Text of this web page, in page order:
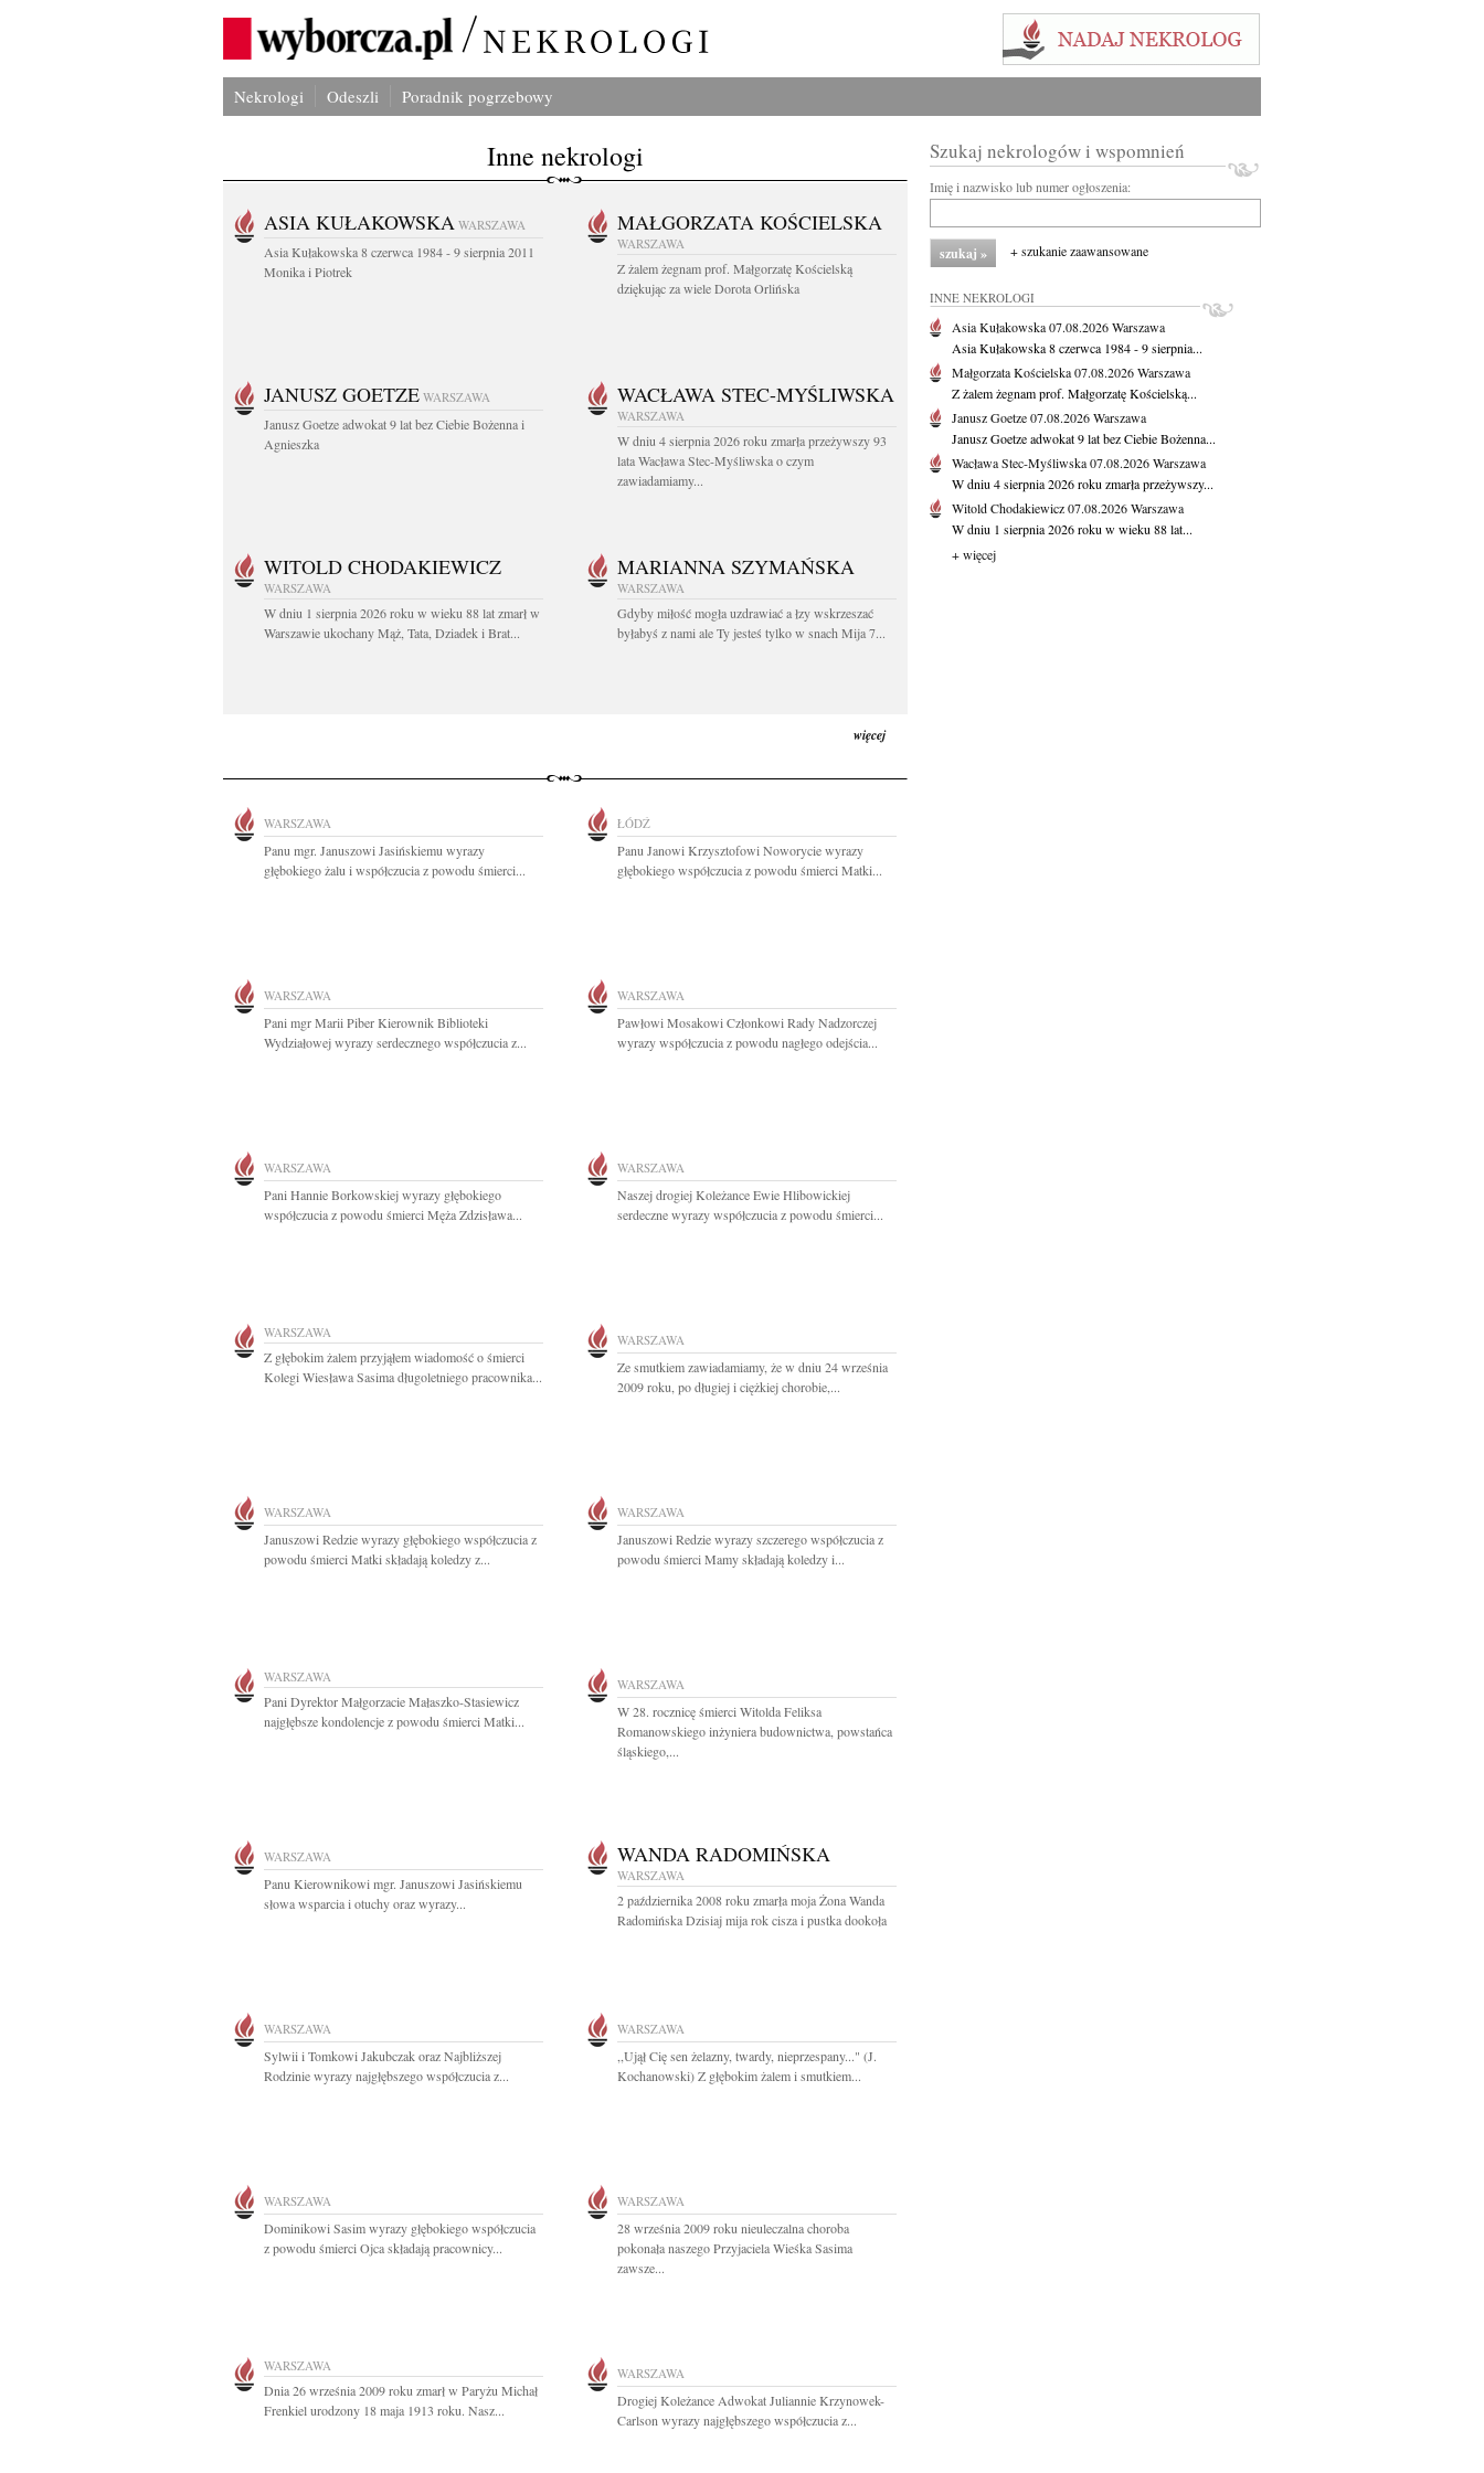
Nekrologi Odeszli Poradnik pogrzebowy
Inne nekrologi
ASIA KUŁAKOWSKA WARSZAWA
Asia Kułakowska 8 czerwca 1984 - 9 sierpnia 2011
Monika i Piotrek
MAŁGORZATA KOŚCIELSKA
WARSZAWA
Z żalem żegnam prof. Małgorzatę Kościelską
dziękując za wiele Dorota Orlińska
JANUSZ GOETZE WARSZAWA
Janusz Goetze adwokat 9 lat bez Ciebie Bożenna i
Agnieszka
WACŁAWA STEC-MYŚLIWSKA
WARSZAWA
W dniu 4 sierpnia 2026 roku zmarła przeżywszy 93
lata Wacława Stec-Myśliwska o czym
zawiadamiamy...
WITOLD CHODAKIEWICZ
WARSZAWA
W dniu 1 sierpnia 2026 roku w wieku 88 lat zmarł w
Warszawie ukochany Mąż, Tata, Dziadek i Brat...
MARIANNA SZYMAŃSKA
WARSZAWA
Gdyby miłość mogła uzdrawiać a łzy wskrzeszać
byłabyś z nami ale Ty jesteś tylko w snach Mija 7...
więcej
WARSZAWA
Panu mgr. Januszowi Jasińskiemu wyrazy
głębokiego żalu i współczucia z powodu śmierci...
ŁÓDŹ
Panu Janowi Krzysztofowi Noworycie wyrazy
głębokiego współczucia z powodu śmierci Matki...
WARSZAWA
Pani mgr Marii Piber Kierownik Biblioteki
Wydziałowej wyrazy serdecznego współczucia z...
WARSZAWA
Pawłowi Mosakowi Członkowi Rady Nadzorczej
wyrazy współczucia z powodu nagłego odejścia...
WARSZAWA
Pani Hannie Borkowskiej wyrazy głębokiego
współczucia z powodu śmierci Męża Zdzisława...
WARSZAWA
Naszej drogiej Koleżance Ewie Hlibowickiej
serdeczne wyrazy współczucia z powodu śmierci...
WARSZAWA
Z głębokim żalem przyjąłem wiadomość o śmierci
Kolegi Wiesława Sasima długoletniego pracownika...
WARSZAWA
Ze smutkiem zawiadamiamy, że w dniu 24 września
2009 roku, po długiej i ciężkiej chorobie,...
WARSZAWA
Januszowi Redzie wyrazy głębokiego współczucia z
powodu śmierci Matki składają koledzy z...
WARSZAWA
Januszowi Redzie wyrazy szczerego współczucia z
powodu śmierci Mamy składają koledzy i...
WARSZAWA
Pani Dyrektor Małgorzacie Małaszko-Stasiewicz
najgłębsze kondolencje z powodu śmierci Matki...
WARSZAWA
W 28. rocznicę śmierci Witolda Feliksa
Romanowskiego inżyniera budownictwa, powstańca
śląskiego,...
WARSZAWA
Panu Kierownikowi mgr. Januszowi Jasińskiemu
słowa wsparcia i otuchy oraz wyrazy...
WANDA RADOMIŃSKA
WARSZAWA
2 października 2008 roku zmarła moja Żona Wanda
Radomińska Dzisiaj mija rok cisza i pustka dookoła
WARSZAWA
Sylwii i Tomkowi Jakubczak oraz Najbliższej
Rodzinie wyrazy najgłębszego współczucia z...
WARSZAWA
,,Ujął Cię sen żelazny, twardy, nieprzespany..." (J.
Kochanowski) Z głębokim żalem i smutkiem...
WARSZAWA
Dominikowi Sasim wyrazy głębokiego współczucia
z powodu śmierci Ojca składają pracownicy...
WARSZAWA
28 września 2009 roku nieuleczalna choroba
pokonała naszego Przyjaciela Wieśka Sasima
zawsze...
WARSZAWA
Dnia 26 września 2009 roku zmarł w Paryżu Michał
Frenkiel urodzony 18 maja 1913 roku. Nasz...
WARSZAWA
Drogiej Koleżance Adwokat Juliannie Krzynowek-
Carlson wyrazy najgłębszego współczucia z...
Szukaj nekrologów i wspomnień
Imię i nazwisko lub numer ogłoszenia:
+ szukanie zaawansowane
INNE NEKROLOGI
Asia Kułakowska07.08.2026Warszawa
Asia Kułakowska 8 czerwca 1984 - 9 sierpnia...
Małgorzata Kościelska07.08.2026Warszawa
Z żalem żegnam prof. Małgorzatę Kościelską...
Janusz Goetze07.08.2026Warszawa
Janusz Goetze adwokat 9 lat bez Ciebie Bożenna...
Wacława Stec-Myśliwska07.08.2026Warszawa
W dniu 4 sierpnia 2026 roku zmarła przeżywszy...
Witold Chodakiewicz07.08.2026Warszawa
W dniu 1 sierpnia 2026 roku w wieku 88 lat...
+ więcej